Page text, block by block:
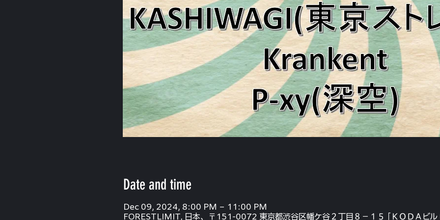
Date and time
Dec 09, 2024, 8:00 PM – 11:00 PM
FORESTLIMIT, 日本、〒151-0072 東京都渋谷区幡ケ谷２丁目８−１５ ｢ＫＯＤＡビル